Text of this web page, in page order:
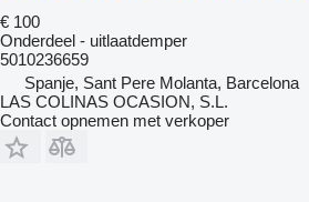
€ 100
Onderdeel - uitlaatdemper
5010236659
Spanje, Sant Pere Molanta, Barcelona
LAS COLINAS OCASION, S.L.
Contact opnemen met verkoper